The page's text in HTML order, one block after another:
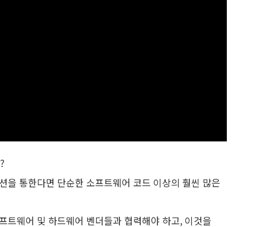
을 통한다면 단순한 소프트웨어 코드 이상의 훨씬 많은
트웨어 및 하드웨어 벤더들과 협력해야 하고, 이것을